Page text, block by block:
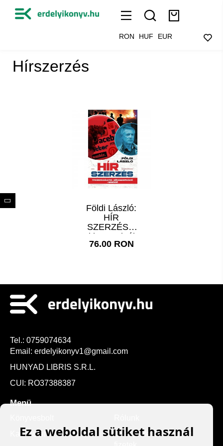
RON HUF EUR
Hírszerzés
Földi László:
HÍR
SZERZÉS –
Titkosszolgálatok
–
76.00 RON
Tel.: 0759074634
Email: erdelyikonyv1@gmail.com
HUNYAD LIBRIS S.R.L.
CUI: RO37388387
Menü
Kapcsolat
Cum plătesc - Hogyan
Ez a weboldal sütiket használ